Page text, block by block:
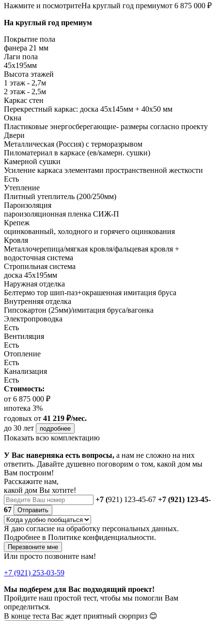
Нажмите и посмотритеНа круглый год премиумот 6 875 000 ₽
На круглый год премиум
Покрытие пола
фанера 21 мм
Лаги пола
45х195мм
Высота этажей
1 этаж - 2,7м
2 этаж - 2,5м
Каркас стен
Перекрестный каркас: доска 45х145мм + 40х50 мм
Окна
Пластиковые энергосберегающие- размеры согласно проекту
Двери
Металлическая (Россия) с терморазрывом
Пиломатериал в каркасе (ев/камерн. сушки)
Камерной сушки
Усиление каркаса элементами пространственной жесткости
Есть
Утепление
Плитный утеплитель (200/250мм)
Пароизоляция
пароизоляционная пленка СИЖ-П
Крепеж
оцинкованный, холодного и горячего оцинкования
Кровля
Металлочерепица/мягкая кровля/фальцевая кровля +
водосточная система
Стропильная система
доска 45х195мм
Наружная отделка
Белтермо тор шип-паз+окрашенная имитация бруса
Внутренняя отделка
Гипсокартон (25мм)/имитация бруса/вагонка
Электропроводка
Есть
Вентиляция
Есть
Отопление
Есть
Канализация
Есть
Стоимость:
от 6 875 000 ₽
ипотека 3%
годовых от 41 219 ₽/мес.
до 30 лет
подробнее
Показать всю комплектацию
У Вас наверняка есть вопросы, а нам не сложно на них
ответить. Давайте душевно поговорим о том, какой дом мы
Вам построим!
Расскажите нам,
какой дом Вы хотите!
+7 (921) 123-45-67 +7 (921) 123-45-
67
Отправить
Я даю согласие на обработку персональных данных.
Подробнее в Политике конфиденциальности.
Перезвоните мне
Или просто позвоните нам!
+7 (921) 253-03-59
Мы подберем для Вас подходящий проект!
Пройдите наш простой тест, чтобы мы помогли Вам
определиться.
В конце теста Вас ждет приятный сюрприз 😊